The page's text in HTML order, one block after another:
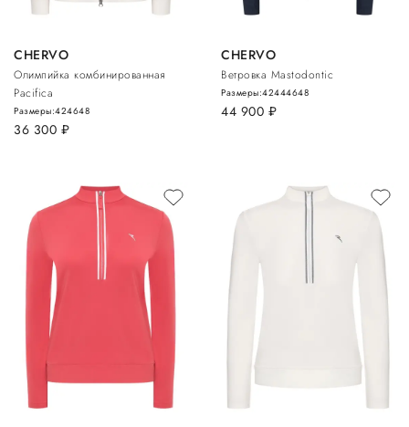
CHERVO
Олимпийка комбинированная
Pacifica
36 300 руб.
Размеры:424648
CHERVO
Ветровка Mastodontic
44 900 руб.
Размеры:42444648